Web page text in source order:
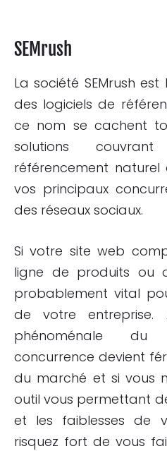
SEMrush
La société SEMrush
des logiciels de
ce nom se cachent
solutions
référencement
vos principaux
des réseaux sociaux.
Si votre site web
ligne de produits ou
probablement vital
de votre entreprise.
phénoménale du
concurrence devient
du marché et si vous
outil vous permettant
et les faiblesses de
risquez fort de vous